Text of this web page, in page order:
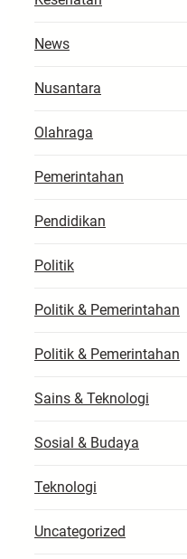
News
Nusantara
Olahraga
Pemerintahan
Pendidikan
Politik
Politik & Pemerintahan
Politik & Pemerintahan
Sains & Teknologi
Sosial & Budaya
Teknologi
Uncategorized